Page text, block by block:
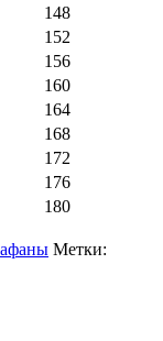
148
152
156
160
164
168
172
176
180
Метки: